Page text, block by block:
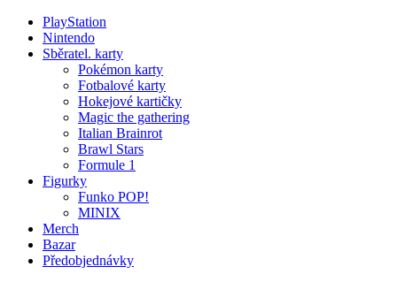
PlayStation
Nintendo
Sběratel. karty
Pokémon karty
Fotbalové karty
Hokejové kartičky
Magic the gathering
Italian Brainrot
Brawl Stars
Formule 1
Figurky
Funko POP!
MINIX
Merch
Bazar
Předobjednávky